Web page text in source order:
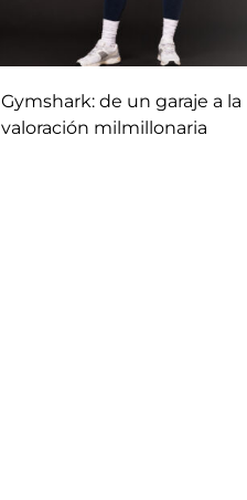
Gymshark: de un garaje a la
valoración milmillonaria